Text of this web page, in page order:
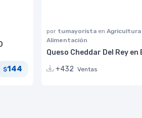
$144
por tumayorista en Agricultura
Alimentación
Queso Cheddar Del Rey
+432 Ventas